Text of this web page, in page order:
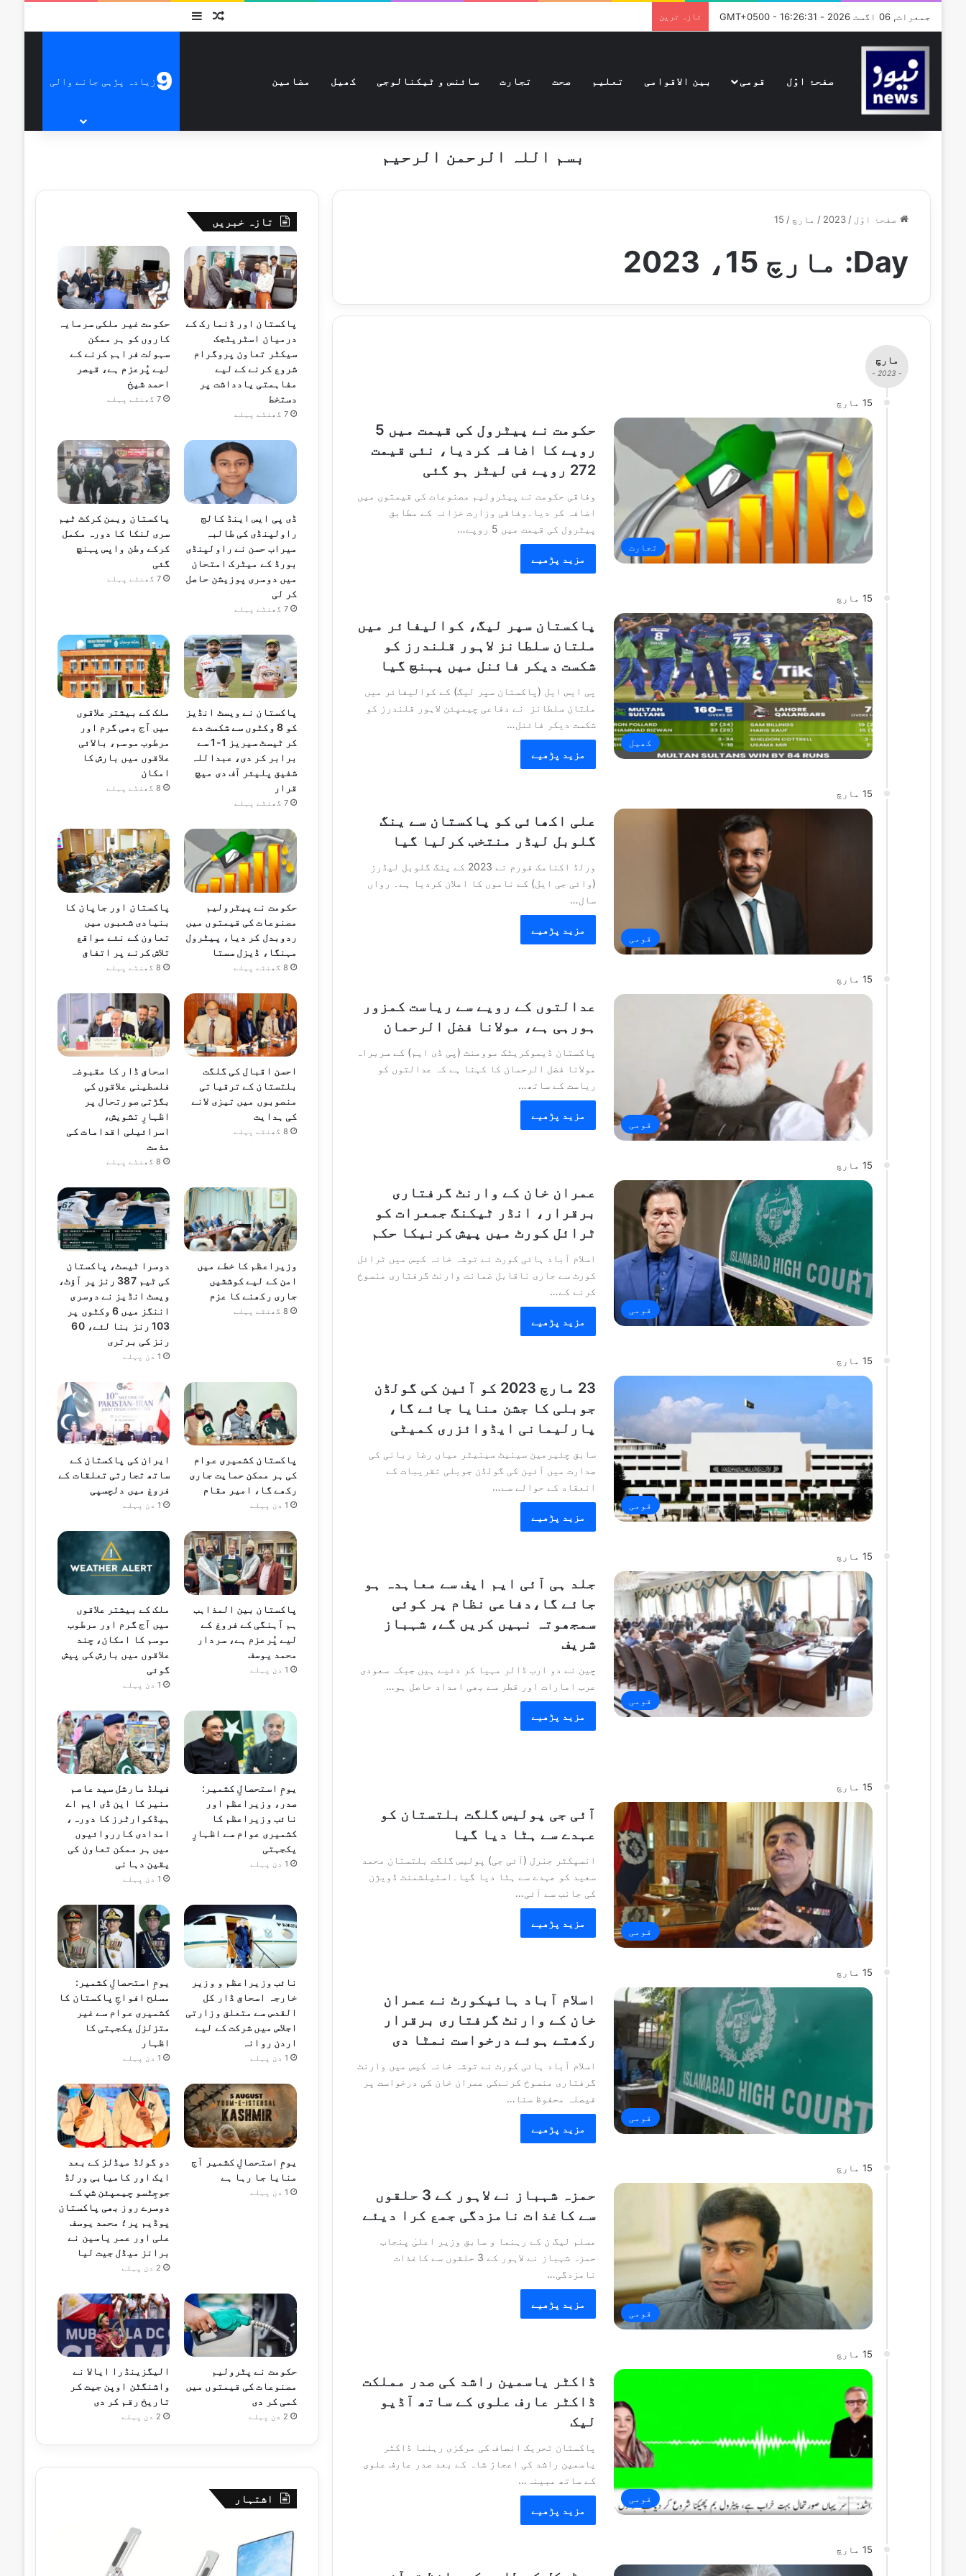
جمعرات, 06 اگست 2026 - GMT+0500 - 16:26:31 تازہ ترین متفرق
صفحۂ اوّل قومی بین الاقوامی تعلیم صحت تجارت سائنس و ٹیکنالوجی کھیل مضامین 9زیادہ پڑہی جانے والی
بسم اللہ الرحمن الرحیم
صفحۂ اوّل /
2023
/ مارچ /
15
Day: مارچ 15، 2023
مارچ
- 2023 -
15 مارچ
تجارت
حکومت نے پیٹرول کی قیمت میں 5
روپے کا اضافہ کردیا، نئی قیمت
272 روپے فی لیٹر ہو گئی
وفاقی حکومت نے پیٹرولیم مصنوعات کی قیمتوں میں
اضافہ کر دیا۔وفاقی وزارت خزانہ کے مطابق
پیٹرول کی قیمت میں 5 روپے…
مزید پڑھیے
15 مارچ
کھیل
پاکستان سپر لیگ، کوالیفائر میں
ملتان سلطانز لاہور قلندرز کو
شکست دیکر فائنل میں پہنچ گیا
پی ایس ایل (پاکستان سپر لیگ) کے کوالیفائر میں
ملتان سلطانز نے دفاعی چیمپئن لاہور قلندرز کو
شکست دیکر فائنل…
مزید پڑھیے
15 مارچ
قومی
علی اکھائی کو پاکستان سے ینگ
گلوبل لیڈر منتخب کرلیا گیا
ورلڈ اکنامک فورم نے 2023 کے ینگ گلوبل لیڈرز
(وائی جی ایل) کے ناموں کا اعلان کردیا ہے۔ رواں
سال…
مزید پڑھیے
15 مارچ
قومی
عدالتوں کے رویے سے ریاست کمزور
ہورہی ہے، مولانا فضل الرحمان
پاکستان ڈیموکریٹک موومنٹ (پی ڈی ایم) کے سربراہ
مولانا فضل الرحمان کا کہنا ہے کہ عدالتوں کو
ریاست کے ساتھ…
مزید پڑھیے
15 مارچ
قومی
عمران خان کے وارنٹ گرفتاری
برقرار، انڈر ٹیکنگ جمعرات کو
ٹرائل کورٹ میں پیش کرنیکا حکم
اسلام آباد ہائی کورٹ نے توشہ خانہ کیس میں ٹرائل
کورٹ سے جاری ناقابل ضمانت وارنٹ گرفتاری منسوخ
کرنے کے…
مزید پڑھیے
15 مارچ
قومی
23 مارچ 2023 کو آئین کی گولڈن
جوبلی کا جشن منایا جائے گا،
پارلیمانی ایڈوائزری کمیٹی
سابق چئیرمین سینیٹ سینیٹر میاں رضا ربانی کی
صدارت میں آئین کی گولڈن جوبلی تقریبات کے
انعقاد کے حوالے سے…
مزید پڑھیے
15 مارچ
قومی
جلد ہی آئی ایم ایف سے معاہدہ ہو
جائے گا،دفاعی نظام پر کوئی
سمجھوتہ نہیں کریں گے، شہباز
شریف
چین نے دو ارب ڈالر مہیا کر دئیے ہیں جبکہ سعودی
عرب امارات اور قطر سے بھی امداد حاصل ہو…
مزید پڑھیے
15 مارچ
قومی
آئی جی پولیس گلگت بلتستان کو
عہدے سے ہٹا دیا گیا
انسپکٹر جنرل (آئی جی) پولیس گلگت بلتستان محمد
سعید کو عہدے سے ہٹا دیا گیا۔اسٹیلشمنٹ ڈویژن
کی جانب سے آئی…
مزید پڑھیے
15 مارچ
قومی
اسلام آباد ہائیکورٹ نے عمران
خان کے وارنٹ گرفتاری برقرار
رکھتے ہوئے درخواست نمٹا دی
اسلام آباد ہائی کورٹ نے توشہ خانہ کیس میں وارنٹ
گرفتاری منسوخ کرنےکی عمران خان کی درخواست پر
فیصلہ محفوظ سنا…
مزید پڑھیے
15 مارچ
قومی
حمزہ شہباز نے لاہور کے 3 حلقوں
سے کاغذات نامزدگی جمع کرا دیئے
مسلم لیگ ن کے رہنما و سابق وزیر اعلیٰ پنجاب
حمزہ شہباز نے لاہور کے 3 حلقوں سے کاغذات
نامزدگی…
مزید پڑھیے
15 مارچ
قومی
ڈاکٹر یاسمین راشد کی صدر مملکت
ڈاکٹر عارف علوی کے ساتھ آڈیو
لیک
پاکستان تحریک انصاف کی مرکزی رہنما ڈاکٹر
یاسمین راشد کی اعجاز شاہ کے بعد صدر عارف علوی
کے ساتھ مبینہ…
مزید پڑھیے
15 مارچ
تازہ خبریں
پاکستان اور ڈنمارک کے
درمیان اسٹریٹجک
سیکٹر تعاون پروگرام
شروع کرنے کے لیے
مفاہمتی یادداشت پر
دستخط
7 گھنٹے پہلے
حکومت غیر ملکی سرمایہ
کاروں کو ہر ممکن
سہولت فراہم کرنے کے
لیے پُرعزم ہے، قیصر
احمد شیخ
7 گھنٹے پہلے
ڈی پی ایس اینڈ کالج
راولپنڈی کی طالبہ
میراب حسن نے راولپنڈی
بورڈ کے میٹرک امتحان
میں دوسری پوزیشن حاصل
کر لی
7 گھنٹے پہلے
پاکستان ویمن کرکٹ ٹیم
سری لنکا کا دورہ مکمل
کرکے وطن واپس پہنچ
گئی
7 گھنٹے پہلے
پاکستان نے ویسٹ انڈیز
کو 8 وکٹوں سے شکست دے
کر ٹیسٹ سیریز 1-1 سے
برابر کر دی، عبداللہ
شفیق پلیئر آف دی میچ
قرار
7 گھنٹے پہلے
ملک کے بیشتر علاقوں
میں آج بھی گرم اور
مرطوب موسم، بالائی
علاقوں میں بارش کا
امکان
8 گھنٹے پہلے
حکومت نے پیٹرولیم
مصنوعات کی قیمتوں میں
ردوبدل کر دیا، پیٹرول
مہنگا، ڈیزل سستا
8 گھنٹے پہلے
پاکستان اور جاپان کا
بنیادی شعبوں میں
تعاون کے نئے مواقع
تلاش کرنے پر اتفاق
8 گھنٹے پہلے
احسن اقبال کی گلگت
بلتستان کے ترقیاتی
منصوبوں میں تیزی لانے
کی ہدایت
8 گھنٹے پہلے
اسحاق ڈار کا مقبوضہ
فلسطینی علاقوں کی
بگڑتی صورتحال پر
اظہارِ تشویش،
اسرائیلی اقدامات کی
مذمت
8 گھنٹے پہلے
وزیراعظم کا خطے میں
امن کے لیے کوششیں
جاری رکھنے کا عزم
8 گھنٹے پہلے
دوسرا ٹیسٹ، پاکستان
کی ٹیم 387 رنز پر آؤٹ،
ویسٹ انڈیز نے دوسری
اننگز میں 6 وکٹوں پر
103 رنز بنا لئے، 60
رنز کی برتری
1 دن پہلے
پاکستان کشمیری عوام
کی ہر ممکن حمایت جاری
رکھے گا، امیر مقام
1 دن پہلے
ایران کی پاکستان کے
ساتھ تجارتی تعلقات کے
فروغ میں دلچسپی
1 دن پہلے
پاکستان بین المذاہب
ہم آہنگی کے فروغ کے
لیے پُرعزم ہے، سردار
محمد یوسف
1 دن پہلے
ملک کے بیشتر علاقوں
میں آج گرم اور مرطوب
موسم کا امکان، چند
علاقوں میں بارش کی پیش
گوئی
1 دن پہلے
یومِ استحصالِ کشمیر:
صدر، وزیراعظم اور
نائب وزیراعظم کا
کشمیری عوام سے اظہارِ
یکجہتی
1 دن پہلے
فیلڈ مارشل سید عاصم
منیر کا این ڈی ایم اے
ہیڈکوارٹرز کا دورہ،
امدادی کارروائیوں
میں ہر ممکن تعاون کی
یقین دہانی
1 دن پہلے
نائب وزیراعظم و وزیر
خارجہ اسحاق ڈار کل
القدس سے متعلق وزارتی
اجلاس میں شرکت کے لیے
اردن روانہ
1 دن پہلے
یومِ استحصالِ کشمیر:
مسلح افواجِ پاکستان کا
کشمیری عوام سے غیر
متزلزل یکجہتی کا
اظہار
1 دن پہلے
یومِ استحصالِ کشمیر آج
منایا جا رہا ہے
1 دن پہلے
دو گولڈ میڈلز کے بعد
ایک اور کامیابی ورلڈ
جوجِٹسو چیمپئن شپ کے
دوسرے روز بھی پاکستان
پوڈیم پر؛ محمد یوسف
علی اور عمر یاسین نے
برانز میڈل جیت لیا
2 دن پہلے
حکومت نے پٹرولیم
مصنوعات کی قیمتوں میں
کمی کر دی
2 دن پہلے
الیگزینڈرا ایالا نے
واشنگٹن اوپن جیت کر
تاریخ رقم کر دی
2 دن پہلے
اشتہار